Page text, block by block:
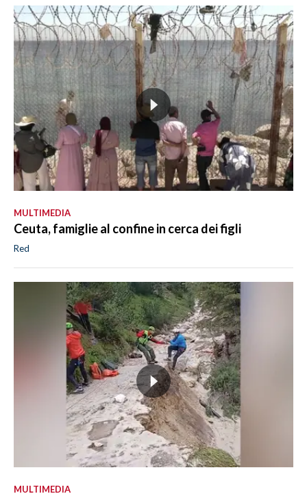
MULTIMEDIA
Ceuta, famiglie al confine in cerca dei figli
Red
MULTIMEDIA